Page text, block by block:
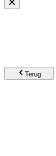
Terug